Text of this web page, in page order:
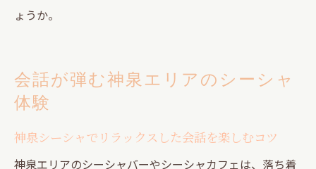
ょうか。
会話が弾む神泉エリアのシーシャ
体験
神泉シーシャでリラックスした会話を楽しむコツ
神泉エリアのシーシャバーやシーシャカフェは、落ち着